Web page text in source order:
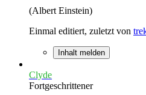
(Albert Einstein)
Einmal editiert, zuletzt von
Inhalt melden
Clyde
Fortgeschrittener